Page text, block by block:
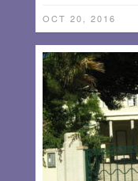
OCT 20, 2016